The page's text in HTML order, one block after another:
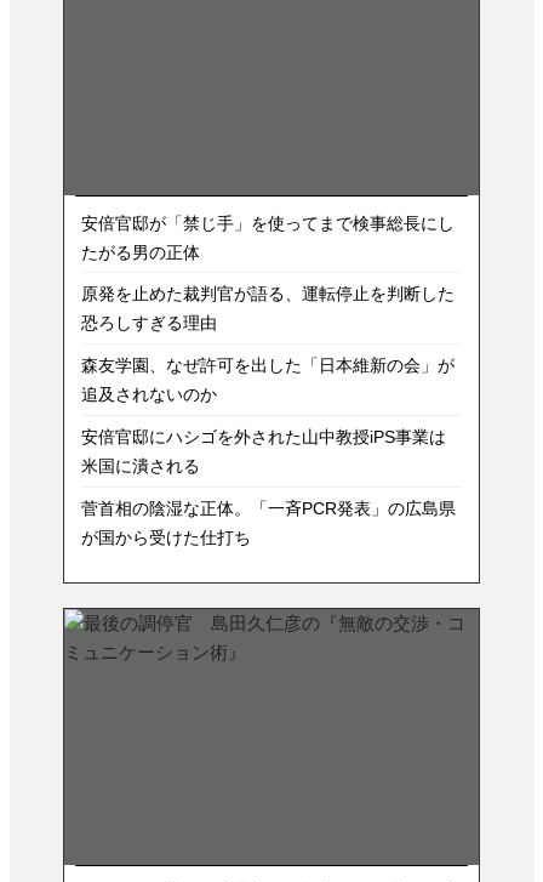
安倍官邸が「禁じ手」を使ってまで検事総長にし
たがる男の正体
原発を止めた裁判官が語る、運転停止を判断した
恐ろしすぎる理由
森友学園、なぜ許可を出した「日本維新の会」が
追及されないのか
安倍官邸にハシゴを外された山中教授iPS事業は
米国に潰される
菅首相の陰湿な正体。「一斉PCR発表」の広島県
が国から受けた仕打ち